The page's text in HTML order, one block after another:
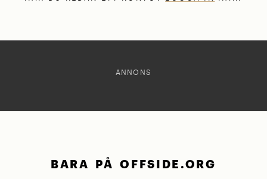
ANNONS
BARA PÅ OFFSIDE.ORG